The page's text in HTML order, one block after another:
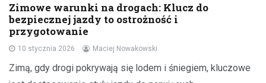
Zimowe warunki na drogach: Klucz do
bezpiecznej jazdy to ostrożność i
przygotowanie
10 stycznia 2026 Maciej Nowakowski
Zimą, gdy drogi pokrywają się lodem i śniegiem, kluczowe